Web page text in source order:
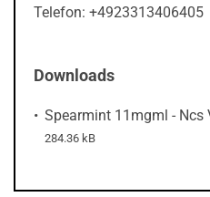
Telefon: +4923313406405
Downloads
Spearmint 11mgml - Ncs
284.36 kB